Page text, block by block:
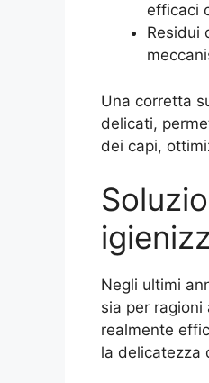
efficaci
Residui
Una corretta
delicati,
dei capi,
Negli ultimi
sia per
realmente
la delicatezza